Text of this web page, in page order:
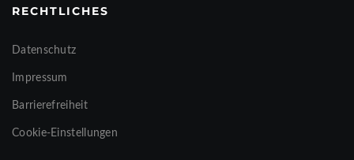
RECHTLICHES
Datenschutz
Impressum
Barrierefreiheit
Cookie-Einstellungen